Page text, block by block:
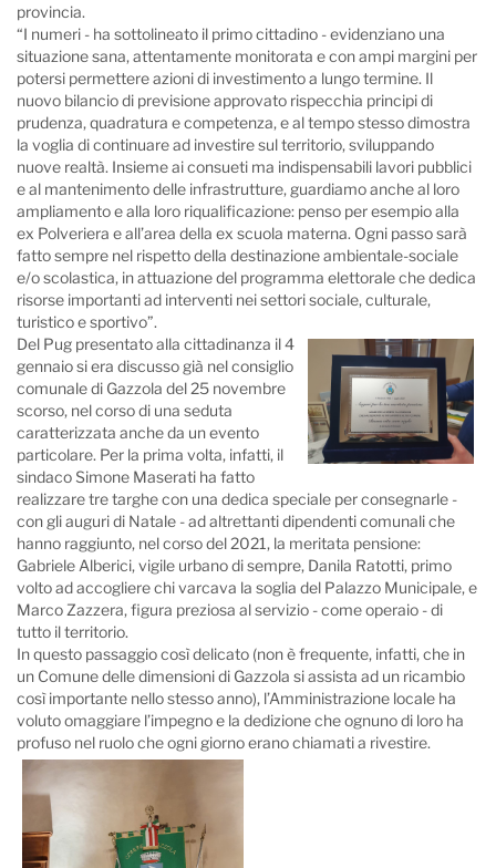
provincia.
“I numeri - ha sottolineato il primo cittadino - evidenziano una
situazione sana, attentamente monitorata e con ampi margini per
potersi permettere azioni di investimento a lungo termine. Il
nuovo bilancio di previsione approvato rispecchia principi di
prudenza, quadratura e competenza, e al tempo stesso dimostra
la voglia di continuare ad investire sul territorio, sviluppando
nuove realtà. Insieme ai consueti ma indispensabili lavori pubblici
e al mantenimento delle infrastrutture, guardiamo anche al loro
ampliamento e alla loro riqualificazione: penso per esempio alla
ex Polveriera e all’area della ex scuola materna. Ogni passo sarà
fatto sempre nel rispetto della destinazione ambientale-sociale
e/o scolastica, in attuazione del programma elettorale che dedica
risorse importanti ad interventi nei settori sociale, culturale,
turistico e sportivo”.
Del Pug presentato alla cittadinanza il 4
gennaio si era discusso già nel consiglio
comunale di Gazzola del 25 novembre
scorso, nel corso di una seduta
caratterizzata anche da un evento
particolare. Per la prima volta, infatti, il
sindaco Simone Maserati ha fatto
realizzare tre targhe con una dedica speciale per consegnarle -
con gli auguri di Natale - ad altrettanti dipendenti comunali che
hanno raggiunto, nel corso del 2021, la meritata pensione:
Gabriele Alberici, vigile urbano di sempre, Danila Ratotti, primo
volto ad accogliere chi varcava la soglia del Palazzo Municipale, e
Marco Zazzera, figura preziosa al servizio - come operaio - di
tutto il territorio.
In questo passaggio così delicato (non è frequente, infatti, che in
un Comune delle dimensioni di Gazzola si assista ad un ricambio
così importante nello stesso anno), l’Amministrazione locale ha
voluto omaggiare l’impegno e la dedizione che ognuno di loro ha
profuso nel ruolo che ogni giorno erano chiamati a rivestire.